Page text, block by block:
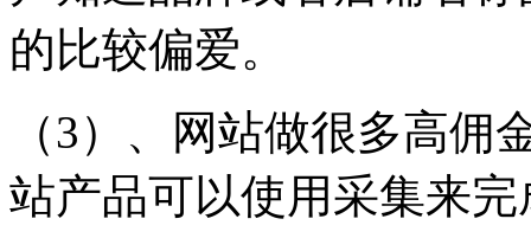
的比较偏爱。
（3）、网站做很多高
站产品可以使用采集来完